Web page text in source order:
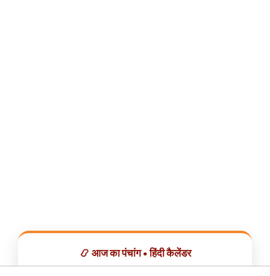
📿 आज का पंचांग • हिंदी कैलेंडर